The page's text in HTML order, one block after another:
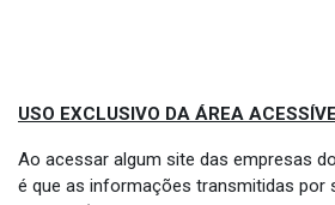
USO EXCLUSIVO DA ÁREA
Ao acessar algum site das empresas
é que as informações transmitidas por